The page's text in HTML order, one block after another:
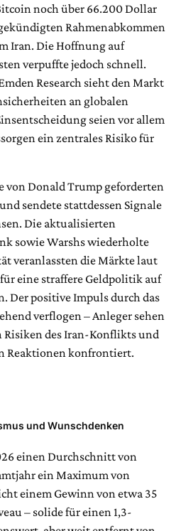
noch über 66.200 Dollar
Rahmenabkommen
Iran. Die Hoffnung auf
verpuffte jedoch schnell.
Research sieht den Markt
an globalen
seien vor allem
ein zentrales Risiko für
von Donald Trump geforderten
sendete stattdessen Signale
Die aktualisierten
sowie Warshs wiederholte
veranlassten die Märkte laut
eine straffere Geldpolitik auf
Der positive Impuls durch das
verflogen – Anleger sehen
des Iran-Konflikts und
Reaktionen konfrontiert.
und Wunschdenken
einen Durchschnitt von
ein Maximum von
einem Gewinn von etwa 35
– solide für einen 1,3-